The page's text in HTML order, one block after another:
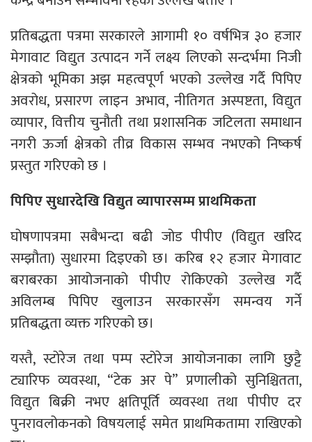
प्रतिबद्धता पत्रमा सरकारले आगामी १० वर्षभित्र ३० हजार
मेगावाट विद्युत उत्पादन गर्ने लक्ष्य लिएको सन्दर्भमा निजी
क्षेत्रको भूमिका अझ महत्वपूर्ण भएको उल्लेख गर्दै पिपिए
अवरोध, प्रसारण लाइन अभाव, नीतिगत अस्पष्टता, विद्युत
व्यापार, वित्तीय चुनौती तथा प्रशासनिक जटिलता समाधान
नगरी ऊर्जा क्षेत्रको तीव्र विकास सम्भव नभएको निष्कर्ष
प्रस्तुत गरिएको छ ।
पिपिए सुधारदेखि विद्युत व्यापारसम्म प्राथमिकता
घोषणापत्रमा सबैभन्दा बढी जोड पीपीए (विद्युत खरिद
सम्झौता) सुधारमा दिइएको छ। करिब १२ हजार मेगावाट
बराबरका आयोजनाको पीपीए रोकिएको उल्लेख गर्दै
अविलम्ब पिपिए खुलाउन सरकारसँग समन्वय गर्ने
प्रतिबद्धता व्यक्त गरिएको छ।
यस्तै, स्टोरेज तथा पम्प स्टोरेज आयोजनाका लागि छुट्टै
ट्यारिफ व्यवस्था, “टेक अर पे” प्रणालीको सुनिश्चितता,
विद्युत बिक्री नभए क्षतिपूर्ति व्यवस्था तथा पीपीए दर
पुनरावलोकनको विषयलाई समेत प्राथमिकतामा राखिएको